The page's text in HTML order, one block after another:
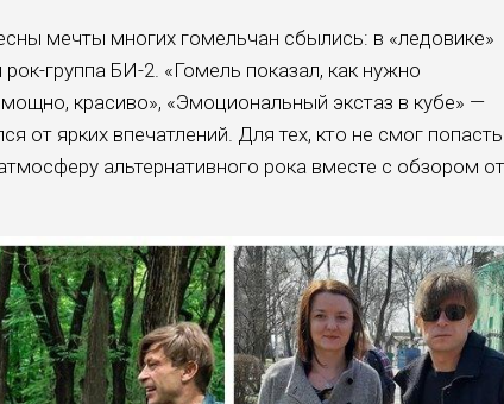
мечты многих гомельчан сбылись: в «ледовике»
группа БИ-2. «Гомель показал, как нужно
красиво», «Эмоциональный экстаз в кубе» —
от ярких впечатлений. Для тех, кто не смог попасть
альтернативного рока вместе с обзором от